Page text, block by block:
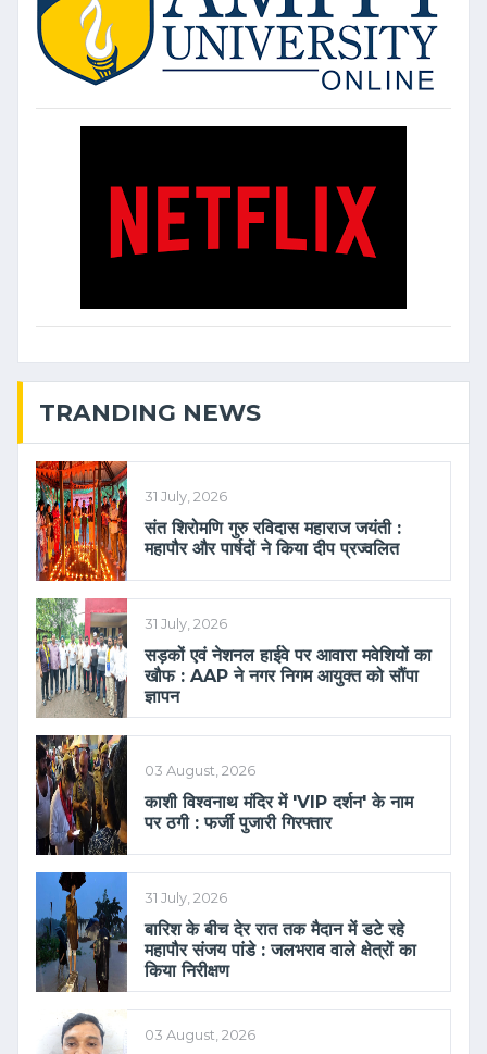
TRANDING NEWS
31 July, 2026
संत शिरोमणि गुरु रविदास महाराज जयंती :
महापौर और पार्षदों ने किया दीप प्रज्वलित
31 July, 2026
सड़कों एवं नेशनल हाईवे पर आवारा मवेशियों का
खौफ : AAP ने नगर निगम आयुक्त को सौंपा
ज्ञापन
03 August, 2026
काशी विश्वनाथ मंदिर में 'VIP दर्शन' के नाम
पर ठगी : फर्जी पुजारी गिरफ्तार
31 July, 2026
बारिश के बीच देर रात तक मैदान में डटे रहे
महापौर संजय पांडे : जलभराव वाले क्षेत्रों का
किया निरीक्षण
03 August, 2026